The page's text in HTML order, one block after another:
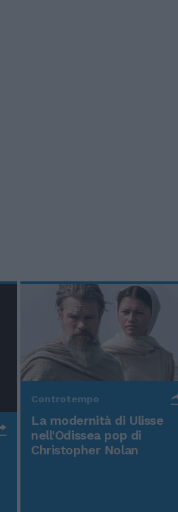
Controtempo
La modernità di Ulisse
nell'Odissea pop di
Christopher Nolan